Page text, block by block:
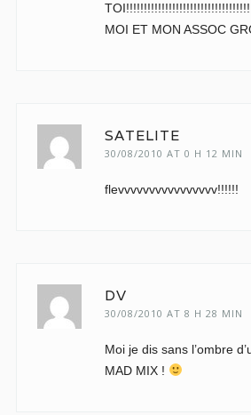
MOI ET MON ASSOC
SATELITE
30/08/2010 AT 0 H 12 MIN
flevvvvvvvvvvvvvvvv!!!!!!
DV
30/08/2010 AT 8 H 28 MIN
Moi je dis sans l’ombre
MAD MIX !